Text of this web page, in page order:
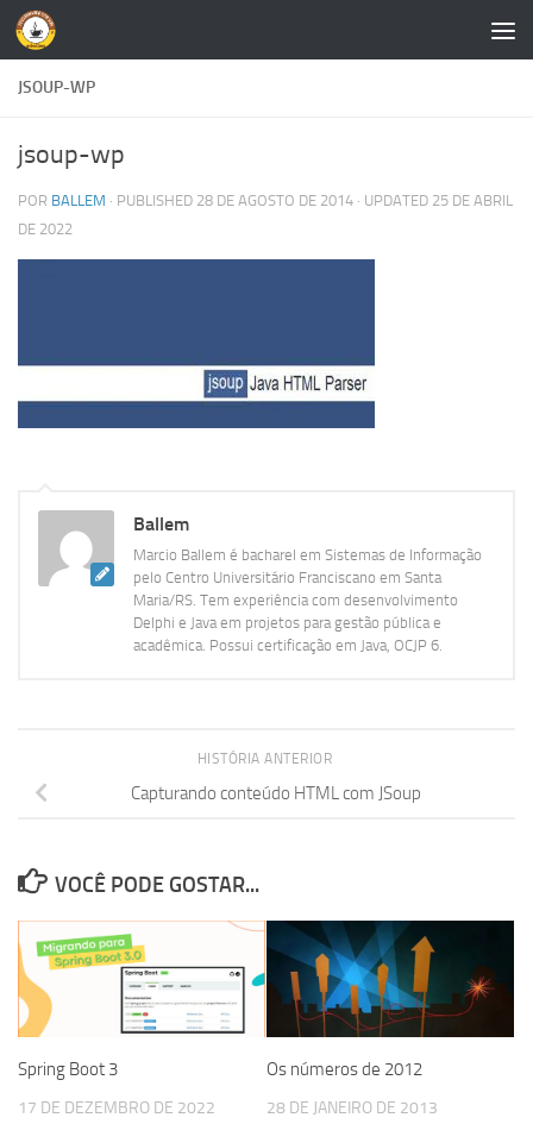
Skip to content
JSOUP-WP
jsoup-wp
POR BALLEM · PUBLISHED 28 DE AGOSTO DE 2014 · UPDATED 25 DE ABRIL
DE 2022
Ballem
Marcio Ballem é bacharel em Sistemas de Informação
pelo Centro Universitário Franciscano em Santa
Maria/RS. Tem experiência com desenvolvimento
Delphi e Java em projetos para gestão pública e
acadêmica. Possui certificação em Java, OCJP 6.
HISTÓRIA ANTERIOR
Capturando conteúdo HTML com JSoup
VOCÊ PODE GOSTAR...
Spring Boot 3
17 DE DEZEMBRO DE 2022
Os números de 2012
28 DE JANEIRO DE 2013